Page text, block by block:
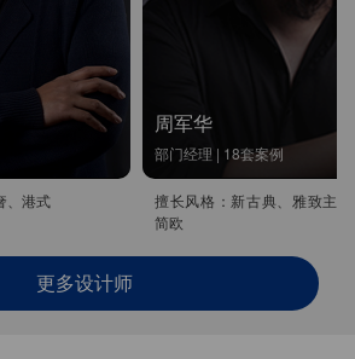
、港式
周军华
部门经理 | 18套案例
擅长风格：新古典、雅致主
简欧
更多设计师